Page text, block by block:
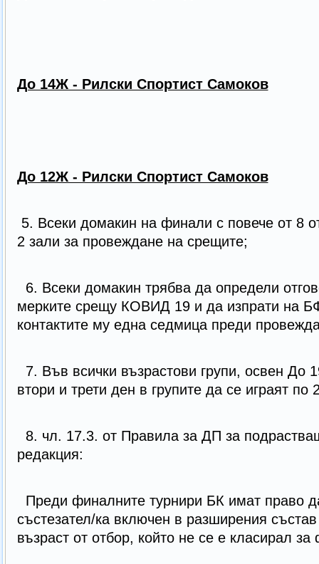
До 14Ж - Рилски Спортист Самоков
До 12Ж - Рилски Спортист Самоков
5. Всеки домакин на финали с повече от 8
2 зали за провеждане на срещите;
6. Всеки домакин трябва да определи
мерките срещу КОВИД 19 и да изпрати на
контактите му една седмица преди
7. Във всички възрастови групи, освен
втори и трети ден в групите да се играят
8. чл. 17.3. от Правила за ДП за
редакция:
Преди финалните турнири БК имат право
състезател/ка включен в разширения
възраст от отбор, който не се е класирал